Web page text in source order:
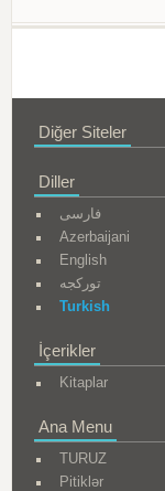
Diğer Siteler
Diller
فارسی
Azerbaijani
English
تورکجه
Turkish
İçerikler
Kitaplar
Ana Menu
TURUZ
Pitiklər